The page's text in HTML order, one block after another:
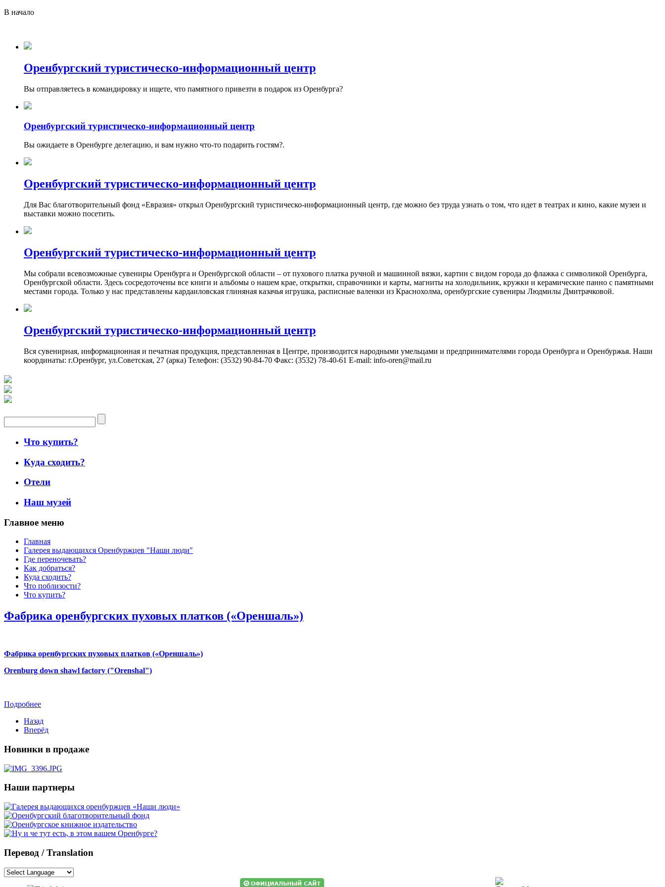
В начало
Оренбургский туристическо-информационный центр
Вы отправляетесь в командировку и ищете, что памятного привезти в подарок из Оренбурга?
Оренбургский туристическо-информационный центр
Вы ожидаете в Оренбурге делегацию, и вам нужно что-то подарить гостям?.
Оренбургский туристическо-информационный центр
Для Вас благотворительный фонд «Евразия» открыл Оренбургский туристическо-информационный центр, где можно без труда узнать о том, что идет в театрах и кино, какие музеи и
выставки можно посетить.
Оренбургский туристическо-информационный центр
Мы собрали всевозможные сувениры Оренбурга и Оренбургской области – от пухового платка ручной и машинной вязки, картин с видом города до флажка с символикой Оренбурга,
Оренбургской области. Здесь сосредоточены все книги и альбомы о нашем крае, открытки, справочники и карты, магниты на холодильник, кружки и керамические панно с памятными
местами города. Только у нас представлены кардаиловская глиняная казачья игрушка, расписные валенки из Краснохолма, оренбургские сувениры Людмилы Дмитрачковой.
Оренбургский туристическо-информационный центр
Вся сувенирная, информационная и печатная продукция, представленная в Центре, производится народными умельцами и предпринимателями города Оренбурга и Оренбуржья. Наши
координаты: г.Оренбург, ул.Советская, 27 (арка) Телефон: (3532) 90-84-70 Факс: (3532) 78-40-61 E-mail: info-oren@mail.ru
Что купить?
Куда сходить?
Отели
Наш музей
Главное меню
Главная
Галерея выдающихся Оренбуржцев "Наши люди"
Где переночевать?
Как добраться?
Куда сходить?
Что поблизости?
Что купить?
Фабрика оренбургских пуховых платков («Ореншаль»)
Фабрика оренбургских пуховых платков («Ореншаль»)
Orenburg down shawl factory ("Orenshal")
Подробнее
Назад
Вперёд
Новинки в продаже
Наши партнеры
Перевод / Translation